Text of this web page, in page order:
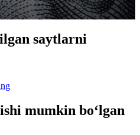
saytlarni
mumkin bo‘lgan